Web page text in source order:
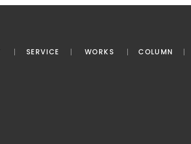
SERVICE WORKS COLUMN